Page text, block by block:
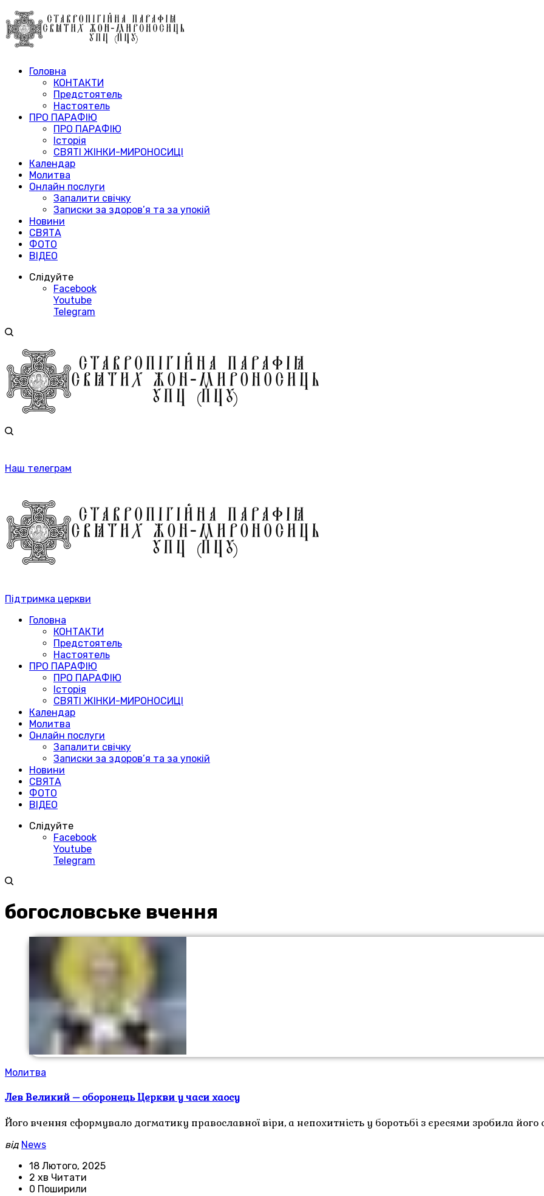
Головна
КОНТАКТИ
Предстоятель
Настоятель
ПРО ПАРАФІЮ
ПРО ПАРАФІЮ
Історія
СВЯТІ ЖІНКИ-МИРОНОСИЦІ
Календар
Молитва
Онлайн послуги
Запалити свічку
Записки за здоров’я та за упокій
Новини
СВЯТА
ФОТО
ВІДЕО
Слідуйте
Facebook
Youtube
Telegram
Наш телеграм
Підтримка церкви
Головна
КОНТАКТИ
Предстоятель
Настоятель
ПРО ПАРАФІЮ
ПРО ПАРАФІЮ
Історія
СВЯТІ ЖІНКИ-МИРОНОСИЦІ
Календар
Молитва
Онлайн послуги
Запалити свічку
Записки за здоров’я та за упокій
Новини
СВЯТА
ФОТО
ВІДЕО
Слідуйте
Facebook
Youtube
Telegram
богословське вчення
Молитва
Лев Великий – оборонець Церкви у часи хаосу
Його вчення сформувало догматику православної віри, а непохитність у боротьбі з єресями зробила
від News
18 Лютого, 2025
2 хв Читати
0 Поширили